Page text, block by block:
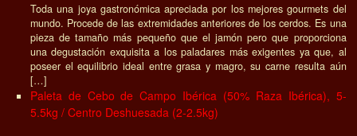
Toda una joya gastronómica apreciada por los mejores gourmets del
mundo. Procede de las extremidades anteriores de los cerdos. Es una
pieza de tamaño más pequeño que el jamón pero que proporciona
una degustación exquisita a los paladares más exigentes ya que, al
poseer el equilibrio ideal entre grasa y magro, su carne resulta aún
[…]
Paleta de Cebo de Campo Ibérica (50% Raza Ibérica), 5-
5.5kg / Centro Deshuesada (2-2.5kg)